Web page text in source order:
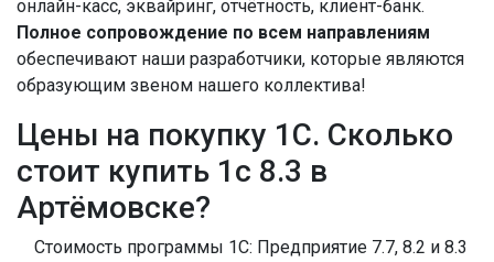
онлайн-касс, эквайринг, отчётность, клиент-банк.
Полное сопровождение по всем направлениям
обеспечивают наши разработчики, которые являются
образующим звеном нашего коллектива!
Цены на покупку 1С. Сколько
стоит купить 1с 8.3 в
Артёмовске?
Стоимость программы 1С: Предприятие 7.7, 8.2 и 8.3